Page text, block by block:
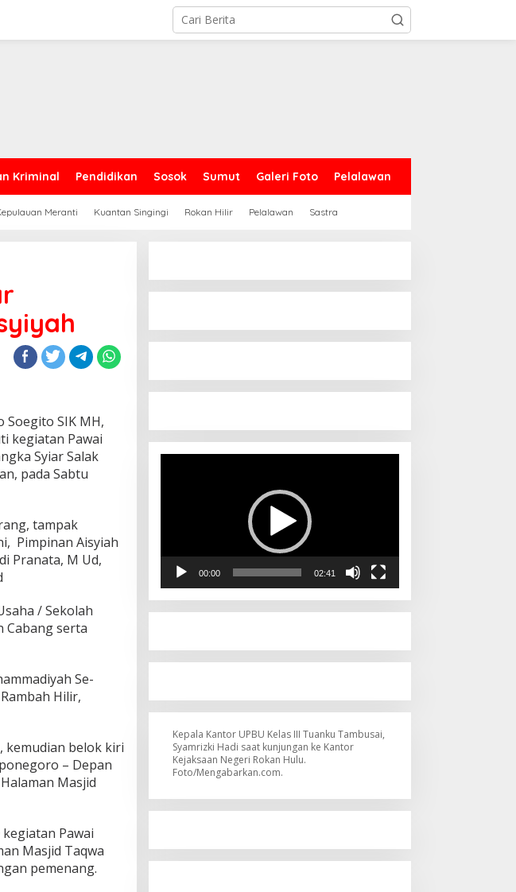
Kriminal Pendidikan Sosok Sumut Galeri Foto Pelalawan
Meranti Kuantan Singingi Rokan Hilir Pelalawan Sastra
Soegito SIK MH,
kegiatan Pawai
Syiar Salak
pada Sabtu
tampak
Pimpinan Aisyiah
Pranata, M Ud,
/ Sekolah
Cabang serta
Se-
Hilir,
kemudian belok kiri
– Depan
Masjid
Pawai
Masjid Taqwa
pemenang.
00:00 02:41
Kepala Kantor UPBU Kelas III Tuanku Tambusai,
Syamrizki Hadi saat kunjungan ke Kantor
Kejaksaan Negeri Rokan Hulu.
Foto/Mengabarkan.com.